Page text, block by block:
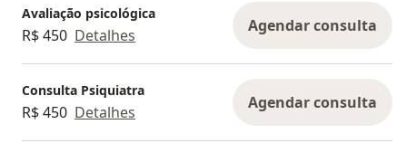
Avaliação psicológica
R$ 450 Detalhes Agendar consulta
Consulta Psiquiatra
R$ 450 Detalhes Agendar consulta